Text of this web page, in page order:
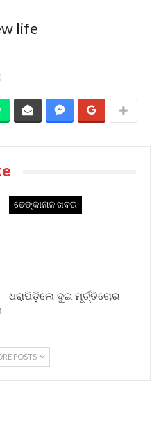
ଢେଙ୍କାନାଳ ଖବର
ଧରାପିଡ଼ିଲେ ଦୁଇ ମୂର୍ତ୍ତିଚୋର
POSTS